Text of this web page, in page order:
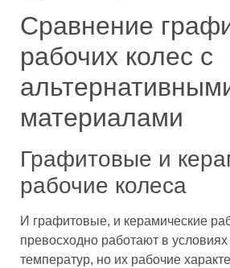
Сравнение
рабочих колес с
материалами
Графитовые и
рабочие колеса
И графитовые, и керамические
превосходно работают в
температур, но их рабочие